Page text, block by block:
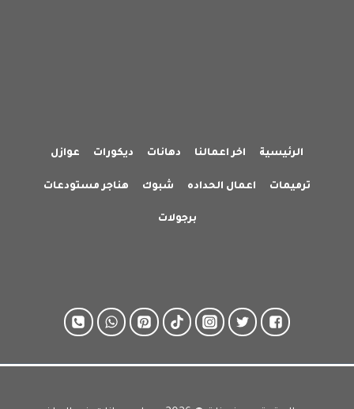
الرئيسية اخر اعمالنا دهانات ديكورات عوازل
ترميمات اعمال الحداده شبوك هناجر مستودعات
برجولات